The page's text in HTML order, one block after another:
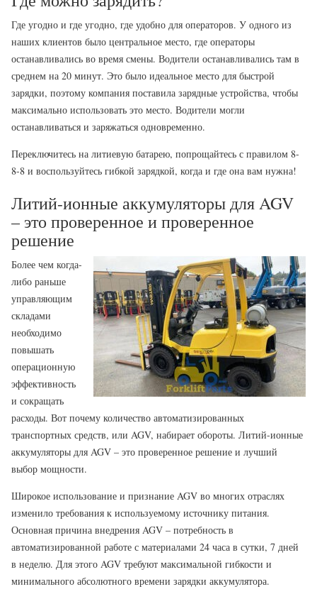
Где угодно и где угодно, где удобно для операторов. У одного из
наших клиентов было центральное место, где операторы
останавливались во время смены. Водители останавливались там в
среднем на 20 минут. Это было идеальное место для быстрой
зарядки, поэтому компания поставила зарядные устройства, чтобы
максимально использовать это место. Водители могли
останавливаться и заряжаться одновременно.
Переключитесь на литиевую батарею, попрощайтесь с правилом 8-
8-8 и воспользуйтесь гибкой зарядкой, когда и где она вам нужна!
Литий-ионные аккумуляторы для AGV
– это проверенное и проверенное
решение
Более чем когда-
либо раньше
управляющим
складами
необходимо
повышать
операционную
эффективность
и сокращать
расходы. Вот почему количество автоматизированных
транспортных средств, или AGV, набирает обороты. Литий-ионные
аккумуляторы для AGV – это проверенное решение и лучший
выбор мощности.
Широкое использование и признание AGV во многих отраслях
изменило требования к используемому источнику питания.
Основная причина внедрения AGV – потребность в
автоматизированной работе с материалами 24 часа в сутки, 7 дней
в неделю. Для этого AGV требуют максимальной гибкости и
минимального абсолютного времени зарядки аккумулятора.